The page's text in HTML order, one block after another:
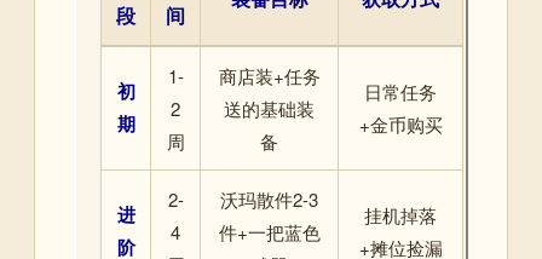
段
间
初
期
1-
2
周
商店装+任务
送的基础装
备
日常任务
+金币购买
进
阶
2-
4
沃玛散件2-3
件+一把蓝色
挂机掉落
+摊位捡漏